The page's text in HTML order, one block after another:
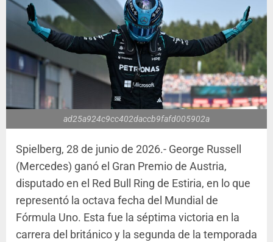
ad25a924c9cc402daccb9fafd005902a
Spielberg, 28 de junio de 2026.- George Russell
(Mercedes) ganó el Gran Premio de Austria,
disputado en el Red Bull Ring de Estiria, en lo que
representó la octava fecha del Mundial de
Fórmula Uno. Esta fue la séptima victoria en la
carrera del británico y la segunda de la temporada